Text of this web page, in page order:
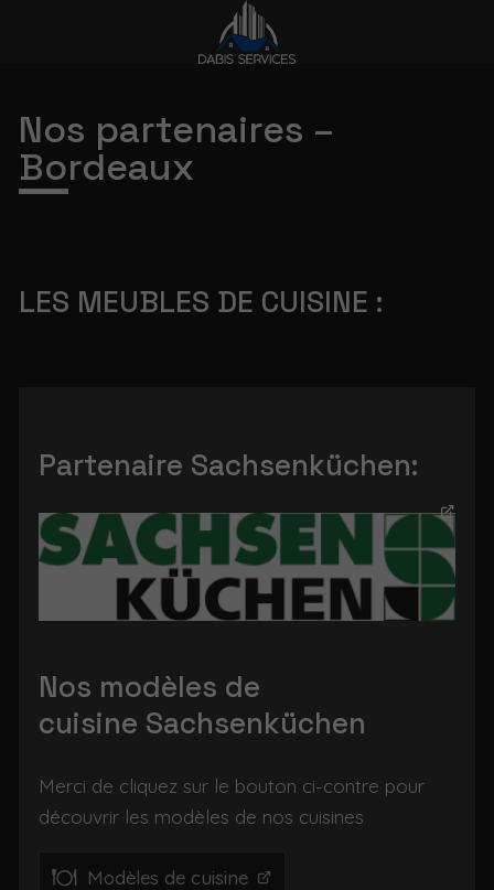
Nos partenaires –
Bordeaux
LES MEUBLES DE CUISINE :
Partenaire Sachsenküchen:
Nos modèles de
cuisine Sachsenküchen
Merci de cliquez sur le bouton ci-contre pour
découvrir les modèles de nos cuisines
Modèles de cuisine